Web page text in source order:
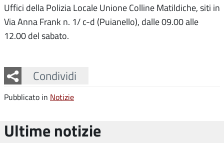
Uffici della Polizia Locale Unione Colline Matildiche, siti in
Via Anna Frank n. 1/ c-d (Puianello), dalle 09.00 alle
12.00 del sabato.
Condividi
Facebook
Twitter
Whatsapp
Pubblicato in Notizie
Ultime notizie